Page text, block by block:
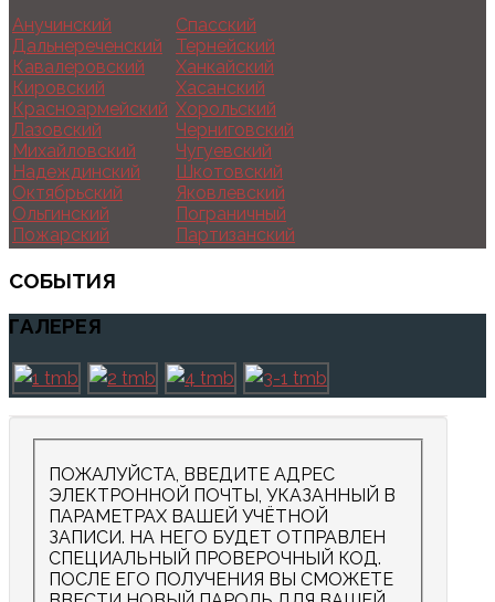
Анучинский
Дальнереченский
Кавалеровский
Кировский
Красноармейский
Лазовский
Михайловский
Надеждинский
Октябрьский
Ольгинский
Пожарский
Спасский
Тернейский
Ханкайский
Хасанский
Хорольский
Черниговский
Чугуевский
Шкотовский
Яковлевский
Пограничный
Партизанский
СОБЫТИЯ
ГАЛЕРЕЯ
ПОЖАЛУЙСТА, ВВЕДИТЕ АДРЕС
ЭЛЕКТРОННОЙ ПОЧТЫ, УКАЗАННЫЙ В
ПАРАМЕТРАХ ВАШЕЙ УЧЁТНОЙ
ЗАПИСИ. НА НЕГО БУДЕТ ОТПРАВЛЕН
СПЕЦИАЛЬНЫЙ ПРОВЕРОЧНЫЙ КОД.
ПОСЛЕ ЕГО ПОЛУЧЕНИЯ ВЫ СМОЖЕТЕ